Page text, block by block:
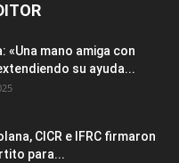
«Una mano amiga con
su ayuda...
CICR e IFRC firmaron
para...